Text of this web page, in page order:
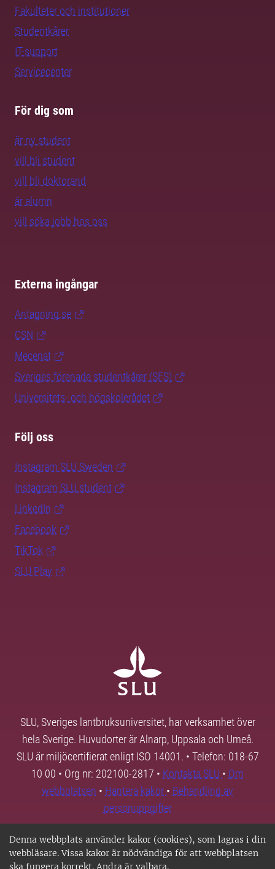
Denna webbplats använder kakor (cookies), som lagras i din
webbläsare. Vissa kakor är nödvändiga för att webbplatsen
ska fungera korrekt. Andra är valbara.
Fakulteter och institutioner
Studentkårer
IT-support
Servicecenter
För dig som
är ny student
vill bli student
vill bli doktorand
är alumn
vill söka jobb hos oss
Externa ingångar
Antagning.se
CSN
Mecenat
Sveriges förenade studentkårer (SFS)
Universitets- och högskolerådet
Följ oss
Instagram SLU.Sweden
Instagram SLU.student
LinkedIn
Facebook
TikTok
SLU Play
SLU, Sveriges lantbruksuniversitet, har verksamhet över
hela Sverige. Huvudorter är Alnarp, Uppsala och Umeå.
SLU är miljöcertifierat enligt ISO 14001. • Telefon: 018-67
10 00 • Org nr: 202100-2817 • Kontakta SLU • Om
webbplatsen • Hantera kakor • Behandling av
personuppgifter